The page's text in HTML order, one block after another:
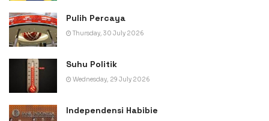
Pulih Percaya
Thursday, 30 July 2026
Suhu Politik
Wednesday, 29 July 2026
Independensi Habibie